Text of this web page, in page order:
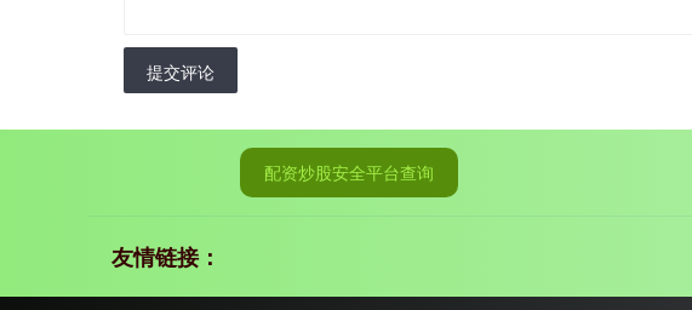
提交评论
配资炒股安全平台查询
友情链接：